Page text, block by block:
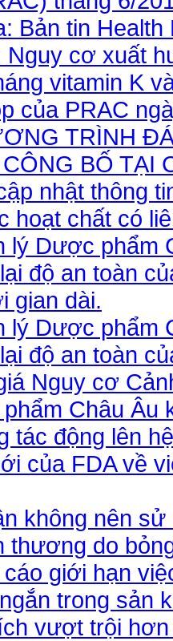
Bản tin
Nguy cơ xuất
vitamin K
của PRAC
TRÌNH
BỐ TẠI
nhật thông
hoạt chất có
lý Dược phẩm
độ an toàn
gian dài.
lý Dược phẩm
độ an toàn
Nguy cơ
Châu Âu
tác động lên
của FDA về
không nên
thương do
giới hạn
trong sản
vượt trội